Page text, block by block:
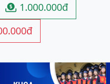
 1.000.000đ